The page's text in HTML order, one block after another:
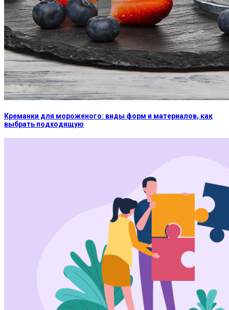
Креманки для мороженого: виды форм и материалов, как
выбрать подходящую